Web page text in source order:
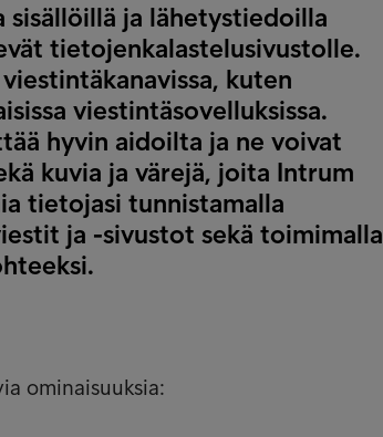
sisällöillä ja lähetystiedoilla
tietojenkalastelusivustolle.
kuten
viestintäsovelluksissa.
hyvin aidoilta ja ne voivat
kuvia ja värejä, joita Intrum
tietojasi tunnistamalla
ja -sivustot sekä toimimalla
ominaisuuksia: